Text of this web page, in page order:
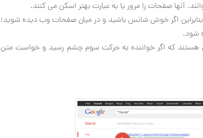
آنها صفحات را مرور یا به عبارت بهتر اسكن می كنند.
اگر خوش شانس باشید و در میان صفحات وب دیده شوید؛
هستند كه اگر خواننده به حركت سوم چشم رسید و خواست متن